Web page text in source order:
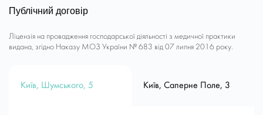
Публічний договір
Ліцензія на провадження господарської діяльності з медичної практики
видана, згідно Наказу МОЗ України № 683 від 07 липня 2016 року.
Київ, Шумського, 5 Київ, Саперне Поле, 3